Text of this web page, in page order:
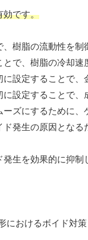
効です。
樹脂の流動性を
で、樹脂の冷却
設定することで
設定することで
ズにするために
発生の原因となる
生を効果的に抑